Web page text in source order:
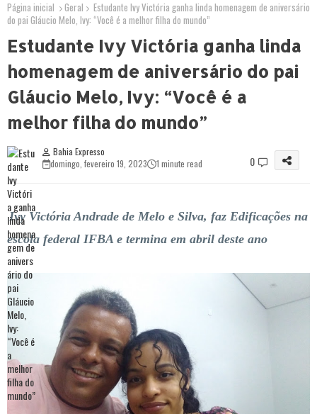
Página inicial Geral
Estudante Ivy Victória ganha linda homenagem de aniversário
do pai Gláucio Melo, Ivy: “Você é a melhor filha do mundo”
Estudante Ivy Victória ganha linda
homenagem de aniversário do pai
Gláucio Melo, Ivy: “Você é a
melhor filha do mundo”
Bahia Expresso
domingo, fevereiro 19, 2023
1 minute read 0
Ivy Victória Andrade de Melo e Silva, faz Edificações na
escola federal IFBA e termina em abril deste ano